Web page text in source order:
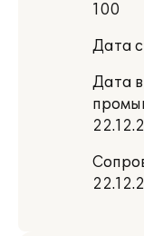
100
Дата
Дата